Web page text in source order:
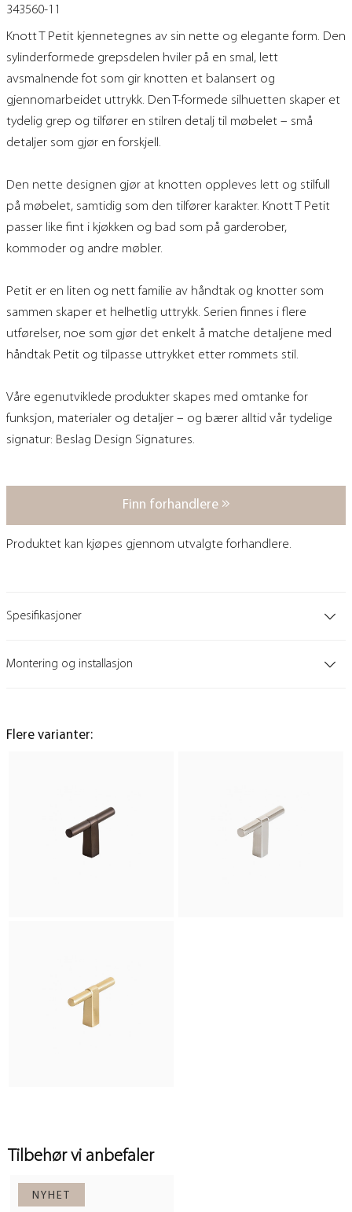
343560-11
Knott T Petit kjennetegnes av sin nette og elegante form. Den
sylinderformede grepsdelen hviler på en smal, lett
avsmalnende fot som gir knotten et balansert og
gjennomarbeidet uttrykk. Den T-formede silhuetten skaper et
tydelig grep og tilfører en stilren detalj til møbelet – små
detaljer som gjør en forskjell.
Den nette designen gjør at knotten oppleves lett og stilfull
på møbelet, samtidig som den tilfører karakter. Knott T Petit
passer like fint i kjøkken og bad som på garderober,
kommoder og andre møbler.
Petit er en liten og nett familie av håndtak og knotter som
sammen skaper et helhetlig uttrykk. Serien finnes i flere
utførelser, noe som gjør det enkelt å matche detaljene med
håndtak Petit og tilpasse uttrykket etter rommets stil.
Våre egenutviklede produkter skapes med omtanke for
funksjon, materialer og detaljer – og bærer alltid vår tydelige
signatur: Beslag Design Signatures.
Finn forhandlere
Produktet kan kjøpes gjennom utvalgte forhandlere.
Spesifikasjoner
Montering og installasjon
Flere varianter:
Tilbehør vi anbefaler